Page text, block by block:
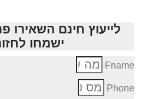
לייעוץ חינם השאירו
ישמחו לחזור